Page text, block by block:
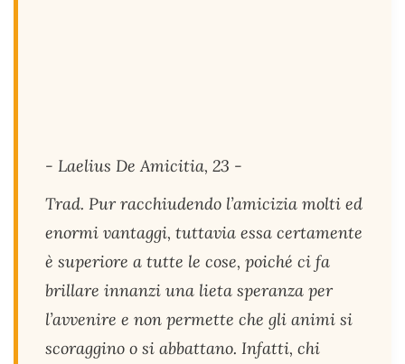
- Laelius De Amicitia, 23 -
Trad. Pur racchiudendo l’amicizia molti ed
enormi vantaggi, tuttavia essa certamente
è superiore a tutte le cose, poiché ci fa
brillare innanzi una lieta speranza per
l’avvenire e non permette che gli animi si
scoraggino o si abbattano. Infatti, chi